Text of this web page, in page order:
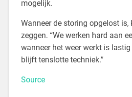
mogelijk.
Wanneer de storing opgelost is,
zeggen. “We werken hard aan
wanneer het weer werkt is
blijft tenslotte techniek.”
Source